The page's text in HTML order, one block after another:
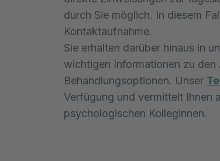
durch Sie möglich. In diesem
Kontaktaufnahme.
Sie erhalten darüber hinaus in
wichtigen Informationen zu
Behandlungsoptionen. Unser
Verfügung und vermittelt Ihnen
psychologischen Kolleginnen.